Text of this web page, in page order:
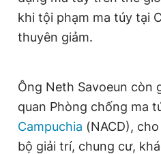
khi tội phạm ma túy tại
thuyên giảm.
Ông Neth Savoeun còn
quan Phòng chống ma
Campuchia (NACD),
bộ giải trí, chung cư,